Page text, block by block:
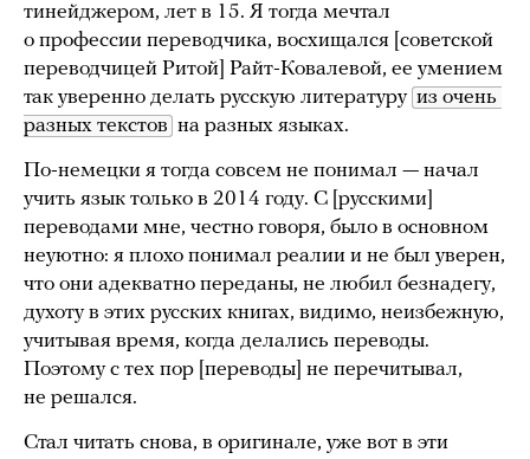
тинейджером, лет в 15. Я тогда мечтал
о профессии переводчика, восхищался [советской
переводчицей Ритой] Райт-Ковалевой, ее умением
так уверенно делать русскую литературу из очень
разных текстов на разных языках.
По-немецки я тогда совсем не понимал — начал
учить язык только в 2014 году. C [русскими]
переводами мне, честно говоря, было в основном
неуютно: я плохо понимал реалии и не был уверен,
что они адекватно переданы, не любил безнадегу,
духоту в этих русских книгах, видимо, неизбежную,
учитывая время, когда делались переводы.
Поэтому с тех пор [переводы] не перечитывал,
не решался.
Стал читать снова, в оригинале, уже вот в эти